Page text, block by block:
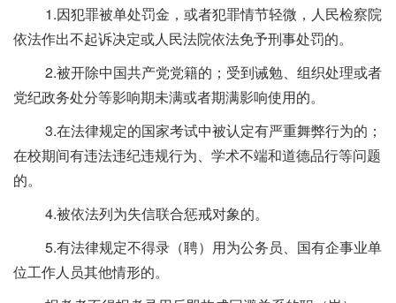
1.因犯罪被单处罚金，或者犯罪情节轻微，人民检察院
依法作出不起诉决定或人民法院依法免予刑事处罚的。
2.被开除中国共产党党籍的；受到诫勉、组织处理或者
党纪政务处分等影响期未满或者期满影响使用的。
3.在法律规定的国家考试中被认定有严重舞弊行为的；
在校期间有违法违纪违规行为、学术不端和道德品行等问题
的。
4.被依法列为失信联合惩戒对象的。
5.有法律规定不得录（聘）用为公务员、国有企事业单
位工作人员其他情形的。